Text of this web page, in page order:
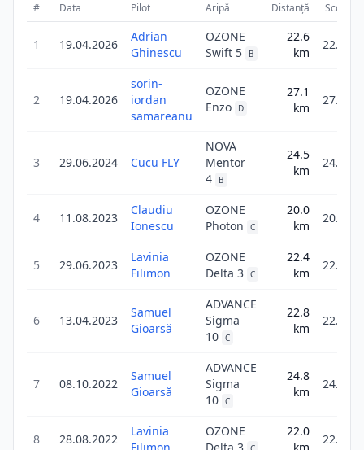
# Data Pilot Aripă Distanță Scor
1 19.04.2026
Adrian
Ghinescu
OZONE
Swift 5
B
22.6
km
22.6
2 19.04.2026
sorin-
iordan
samareanu
OZONE
Enzo
D
27.1
km
27.1
3 29.06.2024 Cucu FLY
NOVA
Mentor
4
B
24.5
km
24.5
4 11.08.2023
Claudiu
Ionescu
OZONE
Photon
C
20.0
km
20.0
5 29.06.2023
Lavinia
Filimon
OZONE
Delta 3 C
22.4
km
22.4
6 13.04.2023
Samuel
Gioarsă
ADVANCE
Sigma
10 C
22.8
km
22.8
7 08.10.2022
Samuel
Gioarsă
ADVANCE
Sigma
10 C
24.8
km
24.8
8 28.08.2022
Lavinia
OZONE
22.0
22.0